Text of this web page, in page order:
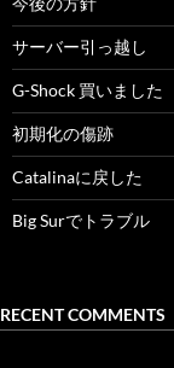
サーバー引っ越し
G-Shock 買いました
初期化の傷跡
Catalinaに戻した
Big Surでトラブル
RECENT COMMENTS